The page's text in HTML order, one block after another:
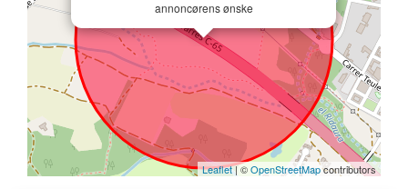
annoncørens ønske
Leaflet| ©OpenStreetMapcontributors